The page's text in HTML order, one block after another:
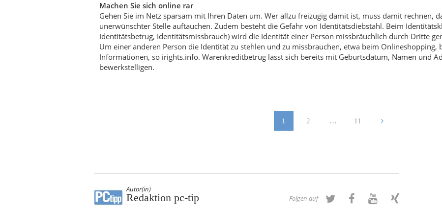
Machen Sie sich online rar
Gehen Sie im Netz sparsam mit Ihren Daten um. Wer allzu freizügig damit ist, muss damit rechnen,
unerwünschter Stelle auftauchen. Zudem besteht die Gefahr von Identitätsdiebstahl. Beim
Identitätsbetrug, Identitätsmissbrauch) wird die Identität einer Person missbräuchlich durch Dritte
Um einer anderen Person die Identität zu stehlen und zu missbrauchen, etwa beim Onlineshopping,
Informationen, so irights.info. Warenkreditbetrug lässt sich bereits mit Geburtsdatum, Namen und
bewerkstelligen.
1 2 … 11
Autor(in)
Redaktion pc-tip Folgen auf